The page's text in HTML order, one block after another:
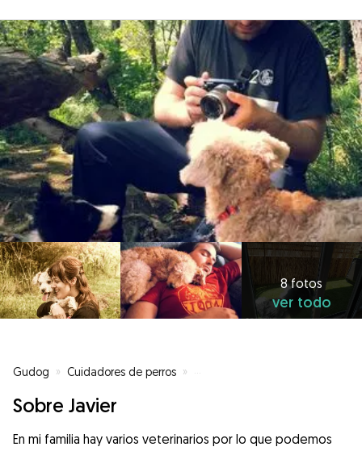
8 fotos
ver todo
Gudog » Cuidadores de perros » Cuidadores de perros en León
Sobre Javier
En mi familia hay varios veterinarios por lo que podemos